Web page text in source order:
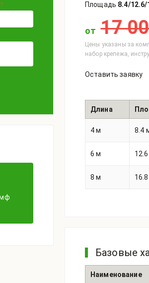
* Площадь 8.4/12.6/
от 17
Цены указаны за
набор крепежа,
Оставить заявку
Длина
4 м 8.4
6 м
8 м
Базовые
Наименование